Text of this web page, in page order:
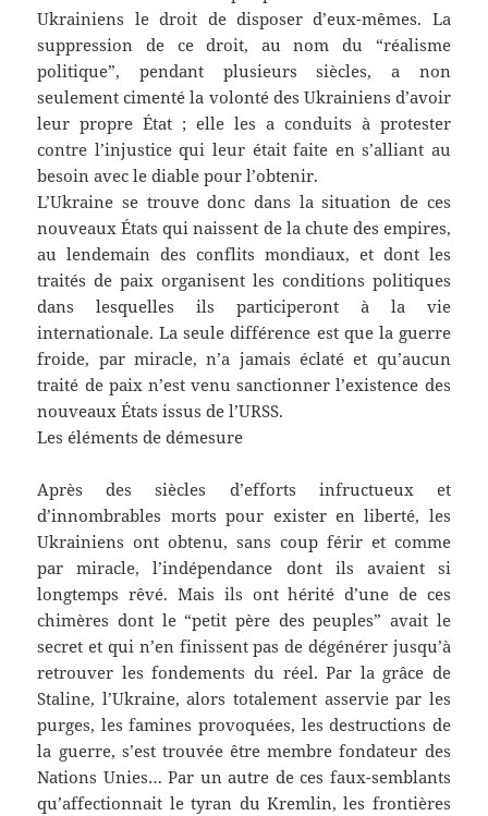
Ukrainiens le droit de disposer d’eux-mêmes. La
suppression de ce droit, au nom du “réalisme
politique”, pendant plusieurs siècles, a non
seulement cimenté la volonté des Ukrainiens d’avoir
leur propre État ; elle les a conduits à protester
contre l’injustice qui leur était faite en s’alliant au
besoin avec le diable pour l’obtenir.
L’Ukraine se trouve donc dans la situation de ces
nouveaux États qui naissent de la chute des empires,
au lendemain des conflits mondiaux, et dont les
traités de paix organisent les conditions politiques
dans lesquelles ils participeront à la vie
internationale. La seule différence est que la guerre
froide, par miracle, n’a jamais éclaté et qu’aucun
traité de paix n’est venu sanctionner l’existence des
nouveaux États issus de l’URSS.
Les éléments de démesure
Après des siècles d’efforts infructueux et
d’innombrables morts pour exister en liberté, les
Ukrainiens ont obtenu, sans coup férir et comme
par miracle, l’indépendance dont ils avaient si
longtemps rêvé. Mais ils ont hérité d’une de ces
chimères dont le “petit père des peuples” avait le
secret et qui n’en finissent pas de dégénérer jusqu’à
retrouver les fondements du réel. Par la grâce de
Staline, l’Ukraine, alors totalement asservie par les
purges, les famines provoquées, les destructions de
la guerre, s’est trouvée être membre fondateur des
Nations Unies… Par un autre de ces faux-semblants
qu’affectionnait le tyran du Kremlin, les frontières